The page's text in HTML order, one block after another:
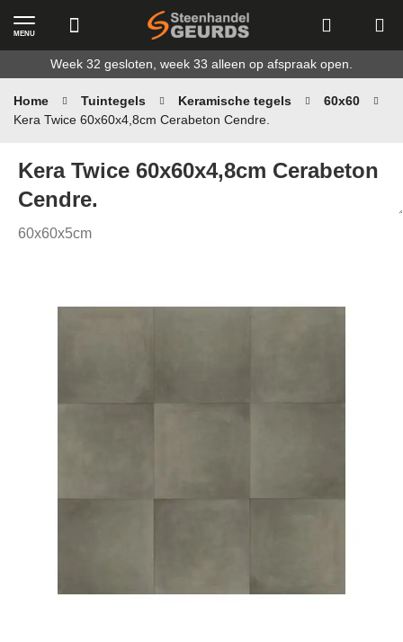
naar
de
inhoud
Week 32 gesloten, week 33 alleen op afspraak open.
MENU
Home Tuintegels Keramische tegels
60x60
Kera Twice 60x60x4,8cm Cerabeton Cendre.
Kera Twice 60x60x4,8cm Cerabeton
Cendre.
60x60x5cm